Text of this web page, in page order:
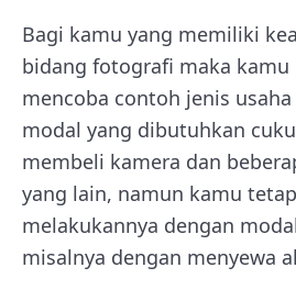
Bagi kamu yang memiliki
bidang fotografi maka
mencoba contoh jenis
modal yang dibutuhkan
membeli kamera dan
yang lain, namun kamu
melakukannya dengan
misalnya dengan menyewa